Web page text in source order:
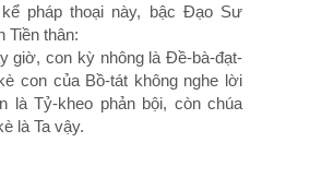
pháp thoại này, bậc Ðạo Sư
Tiền thân:
giờ, con kỳ nhông là Ðề-bà-đạt-
con của Bồ-tát không nghe lời
là Tỷ-kheo phản bội, còn chúa
là Ta vậy.